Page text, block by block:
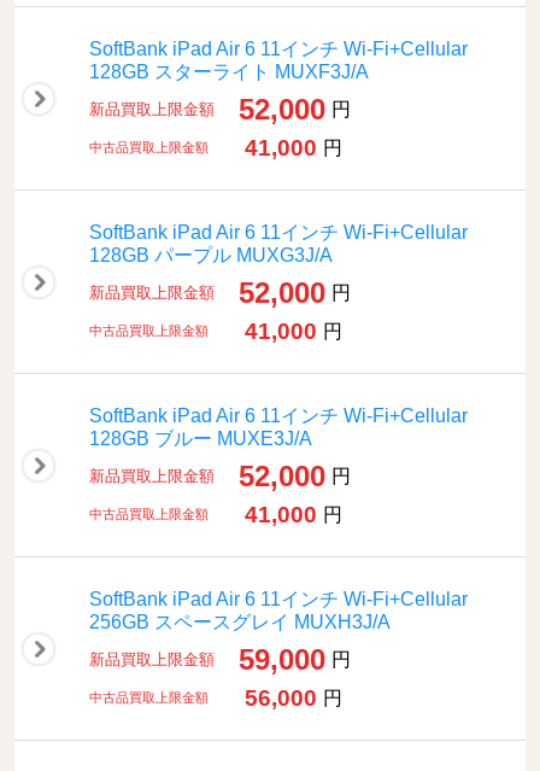
SoftBank iPad Air 6 11インチ Wi-Fi+Cellular
128GB スターライト MUXF3J/A
新品買取上限金額 52,000 円
中古品買取上限金額 41,000 円
SoftBank iPad Air 6 11インチ Wi-Fi+Cellular
128GB パープル MUXG3J/A
新品買取上限金額 52,000 円
中古品買取上限金額 41,000 円
SoftBank iPad Air 6 11インチ Wi-Fi+Cellular
128GB ブルー MUXE3J/A
新品買取上限金額 52,000 円
中古品買取上限金額 41,000 円
SoftBank iPad Air 6 11インチ Wi-Fi+Cellular
256GB スペースグレイ MUXH3J/A
新品買取上限金額 59,000 円
中古品買取上限金額 56,000 円